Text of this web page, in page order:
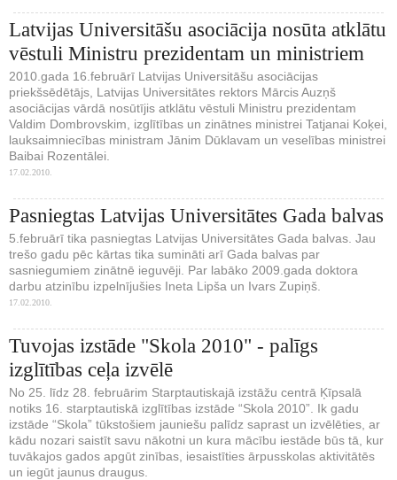
Latvijas Universitāšu asociācija nosūta atklātu
vēstuli Ministru prezidentam un ministriem
2010.gada 16.februārī Latvijas Universitāšu asociācijas
priekšsēdētājs, Latvijas Universitātes rektors Mārcis Auzņš
asociācijas vārdā nosūtījis atklātu vēstuli Ministru prezidentam
Valdim Dombrovskim, izglītības un zinātnes ministrei Tatjanai Koķei,
lauksaimniecības ministram Jānim Dūklavam un veselības ministrei
Baibai Rozentālei.
17.02.2010.
Pasniegtas Latvijas Universitātes Gada balvas
5.februārī tika pasniegtas Latvijas Universitātes Gada balvas. Jau
trešo gadu pēc kārtas tika sumināti arī Gada balvas par
sasniegumiem zinātnē ieguvēji. Par labāko 2009.gada doktora
darbu atzinību izpelnījušies Ineta Lipša un Ivars Zupiņš.
17.02.2010.
Tuvojas izstāde "Skola 2010" - palīgs
izglītības ceļa izvēlē
No 25. līdz 28. februārim Starptautiskajā izstāžu centrā Ķīpsalā
notiks 16. starptautiskā izglītības izstāde “Skola 2010”. Ik gadu
izstāde “Skola” tūkstošiem jauniešu palīdz saprast un izvēlēties, ar
kādu nozari saistīt savu nākotni un kura mācību iestāde būs tā, kur
tuvākajos gados apgūt zinības, iesaistīties ārpusskolas aktivitātēs
un iegūt jaunus draugus.